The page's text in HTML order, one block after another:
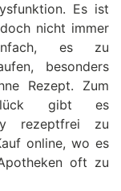
Es ist
nicht immer
es zu
besonders
Rezept. Zum
gibt es
rezeptfrei zu
online, wo es
oft zu